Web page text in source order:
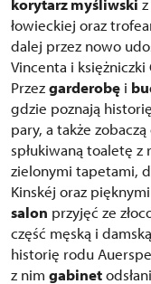
korytarz myśliwski
łowieckiej oraz
dalej przez nowo
Vincenta i
Przezgarderobę i
gdzie poznają
pary, a także
spłukiwaną toaletę z
zielonymi tapetami,
Kinskéj oraz
salon przyjęć ze
część męską i
historię rodu
z nim gabinet